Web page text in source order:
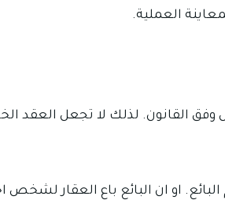
العملية.
وفق القانون. لذلك لا تجعل العقد
او ان البائع باع العقار لشخص